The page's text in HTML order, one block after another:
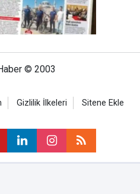
© 2003
Gizlilik İlkeleri Sitene Ekle